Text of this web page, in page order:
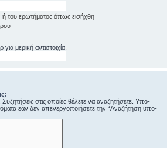
του ερωτήματος όπως εισήχθη
μερική αντιστοιχία.
στις οποίες θέλετε να αναζητήσετε. Υπο-
εάν δεν απενεργοποιήσετε την “Αναζήτηση υπο-